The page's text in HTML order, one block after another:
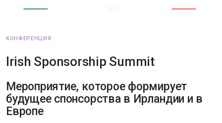
КОНФЕРЕНЦИЯ
Irish Sponsorship Summit
Мероприятие, которое формирует
будущее спонсорства в Ирландии и в
Европе